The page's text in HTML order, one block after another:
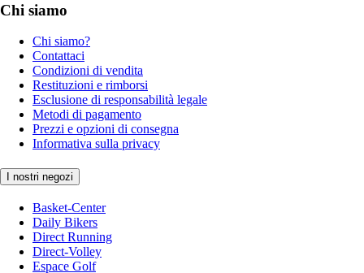
Chi siamo
Chi siamo?
Contattaci
Condizioni di vendita
Restituzioni e rimborsi
Esclusione di responsabilità legale
Metodi di pagamento
Prezzi e opzioni di consegna
Informativa sulla privacy
I nostri negozi
Basket-Center
Daily Bikers
Direct Running
Direct-Volley
Espace Golf